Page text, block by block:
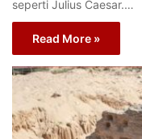
seperti Julius Caesar.…
Read More »